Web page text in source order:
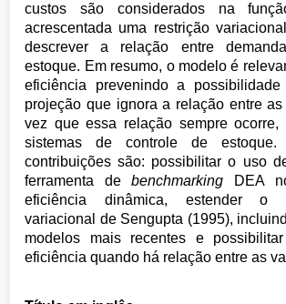
custos são considerados na
acrescentada uma restrição
descrever a relação entre
estoque. Em resumo, o modelo é
eficiência prevenindo a
projeção que ignora a relação entre
vez que essa relação sempre ocorre,
sistemas de controle de estoque.
contribuições são: possibilitar o uso
ferramenta debenchmarking DEA
eficiência dinâmica, estender o
variacional de Sengupta (1995),
modelos mais recentes e
eficiência quando há relação entre as